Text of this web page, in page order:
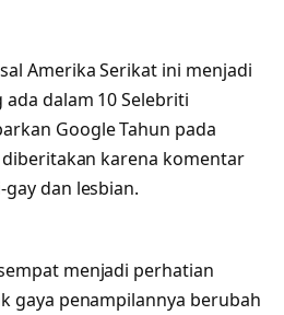
Amerika Serikat ini menjadi
dalam 10 Selebriti
Google Tahun pada
karena komentar
dan lesbian.
menjadi perhatian
gaya penampilannya berubah